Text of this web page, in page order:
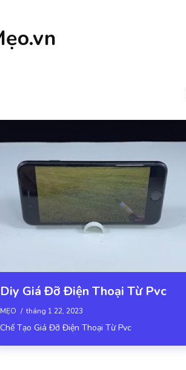
Diy Giá Đỡ Điện Thoại Từ Pvc
MẸO tháng 1 22, 2023
Chế Tạo Giá Đỡ Điện Thoại Từ Pvc